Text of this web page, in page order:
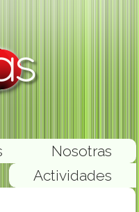
Nosotras
Actividades